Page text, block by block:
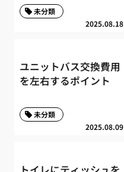
2025.08.18
未分類
ユニットバス交換費用
を左右するポイント
2025.08.09
未分類